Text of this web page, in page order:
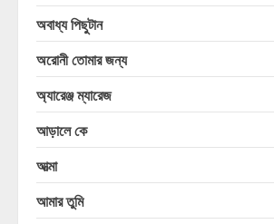
অবাধ্য পিছুটান
অরোনী তোমার জন্য
অ্যারেঞ্জ ম্যারেজ
আড়ালে কে
আত্মা
আমার তুমি